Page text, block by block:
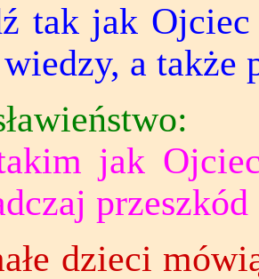
tak jak Ojciec
a także
jak
dzieci